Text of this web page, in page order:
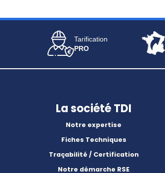
Tarification
PRO
La société TDI
Notre expertise
Fiches Techniques
Traçabilité / Certification
Notre démarche RSE